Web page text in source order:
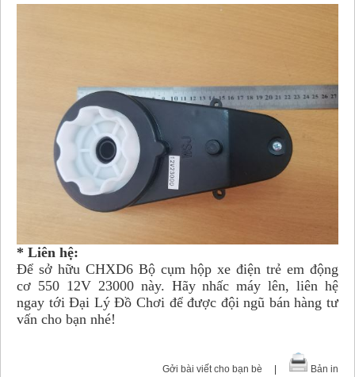
* Liên hệ:
Để sở hữu CHXD6 Bộ cụm hộp xe điện trẻ em động
cơ 550 12V 23000 này. Hãy nhấc máy lên, liên hệ
ngay tới Đại Lý Đồ Chơi để được đội ngũ bán hàng tư
vấn cho bạn nhé!
Gởi bài viết cho bạn bè | Bản in